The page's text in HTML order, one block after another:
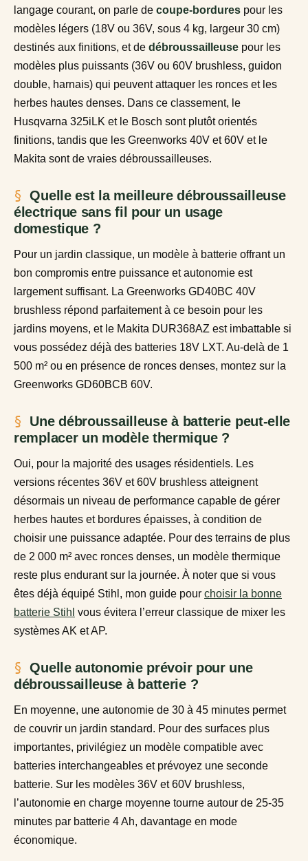
langage courant, on parle de coupe-bordures pour les
modèles légers (18V ou 36V, sous 4 kg, largeur 30 cm)
destinés aux finitions, et de débroussailleuse pour les
modèles plus puissants (36V ou 60V brushless, guidon
double, harnais) qui peuvent attaquer les ronces et les
herbes hautes denses. Dans ce classement, le
Husqvarna 325iLK et le Bosch sont plutôt orientés
finitions, tandis que les Greenworks 40V et 60V et le
Makita sont de vraies débroussailleuses.
Quelle est la meilleure débroussailleuse
électrique sans fil pour un usage
domestique ?
Pour un jardin classique, un modèle à batterie offrant un
bon compromis entre puissance et autonomie est
largement suffisant. La Greenworks GD40BC 40V
brushless répond parfaitement à ce besoin pour les
jardins moyens, et le Makita DUR368AZ est imbattable si
vous possédez déjà des batteries 18V LXT. Au-delà de 1
500 m² ou en présence de ronces denses, montez sur la
Greenworks GD60BCB 60V.
Une débroussailleuse à batterie peut-elle
remplacer un modèle thermique ?
Oui, pour la majorité des usages résidentiels. Les
versions récentes 36V et 60V brushless atteignent
désormais un niveau de performance capable de gérer
herbes hautes et bordures épaisses, à condition de
choisir une puissance adaptée. Pour des terrains de plus
de 2 000 m² avec ronces denses, un modèle thermique
reste plus endurant sur la journée. À noter que si vous
êtes déjà équipé Stihl, mon guide pour choisir la bonne
batterie Stihl vous évitera l’erreur classique de mixer les
systèmes AK et AP.
Quelle autonomie prévoir pour une
débroussailleuse à batterie ?
En moyenne, une autonomie de 30 à 45 minutes permet
de couvrir un jardin standard. Pour des surfaces plus
importantes, privilégiez un modèle compatible avec
batteries interchangeables et prévoyez une seconde
batterie. Sur les modèles 36V et 60V brushless,
l’autonomie en charge moyenne tourne autour de 25-35
minutes par batterie 4 Ah, davantage en mode
économique.